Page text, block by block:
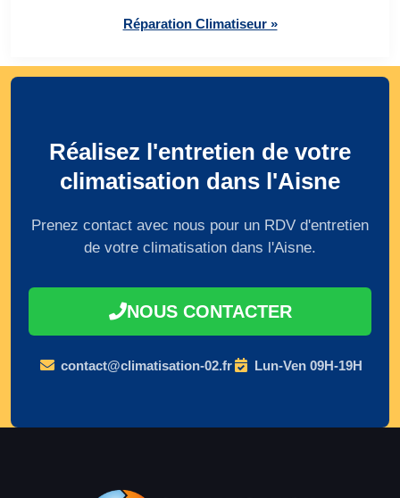
Réparation Climatiseur »
Réalisez l'entretien de votre
climatisation dans l'Aisne
Prenez contact avec nous pour un RDV d'entretien
de votre climatisation dans l'Aisne.
NOUS CONTACTER
contact@climatisation-02.fr Lun-Ven 09H-19H